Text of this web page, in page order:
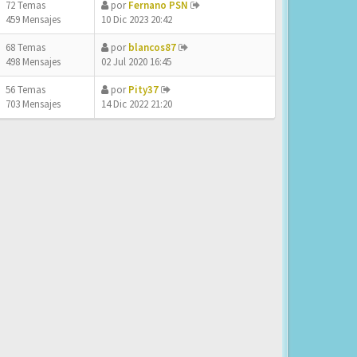
72 Temas
459 Mensajes
porFernano PSN
10 Dic 2023 20:42
68 Temas
498 Mensajes
porblancos87
02 Jul 2020 16:45
56 Temas
703 Mensajes
porPity37
14 Dic 2022 21:20